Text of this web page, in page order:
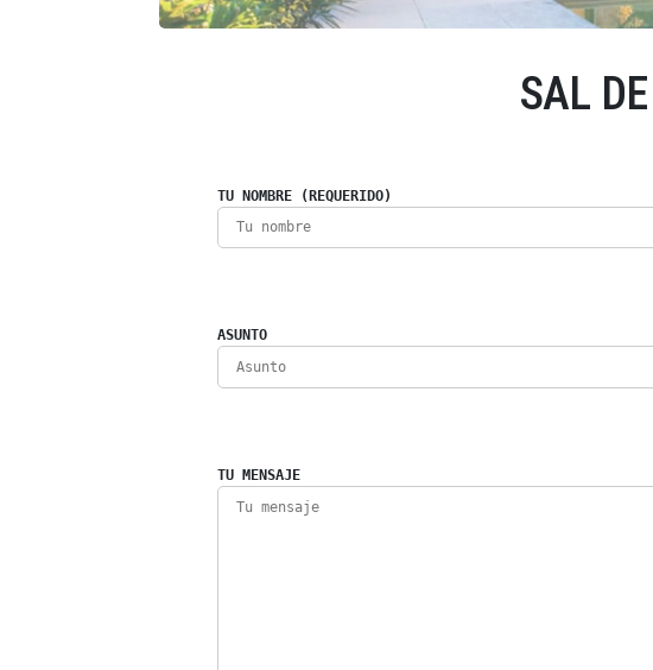
SAL
TU NOMBRE (REQUERIDO)
ASUNTO
TU MENSAJE